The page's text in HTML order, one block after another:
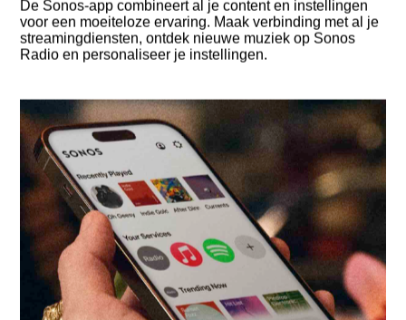
De Sonos-app combineert al je content en instellingen
voor een moeiteloze ervaring. Maak verbinding met al je
streamingdiensten, ontdek nieuwe muziek op Sonos
Radio en personaliseer je instellingen.